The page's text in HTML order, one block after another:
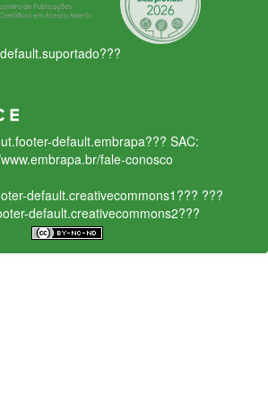
default.embrapa??? SAC:
fale-conosco
default.creativecommons1??? ???
default.creativecommons2???